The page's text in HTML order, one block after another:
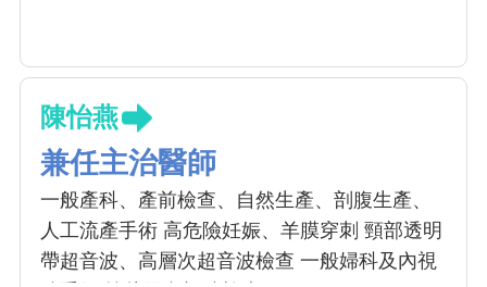
陳怡燕
兼任主治醫師
一般產科、產前檢查、自然生產、剖腹生產、
人工流產手術 高危險妊娠、羊膜穿刺 頸部透明
帶超音波、高層次超音波檢查 一般婦科及內視